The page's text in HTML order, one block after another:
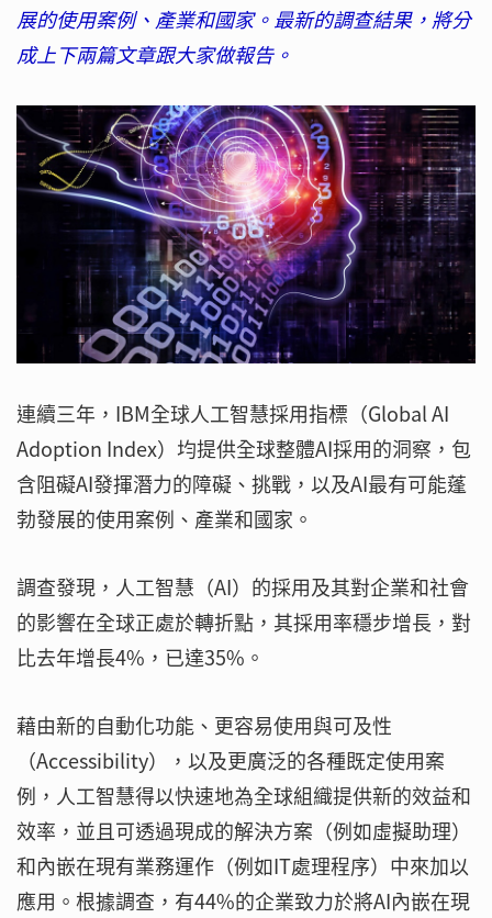
展的使用案例、產業和國家。最新的調查結果，將分
成上下兩篇文章跟大家做報告。
連續三年，IBM全球人工智慧採用指標（Global AI
Adoption Index）均提供全球整體AI採用的洞察，包
含阻礙AI發揮潛力的障礙、挑戰，以及AI最有可能蓬
勃發展的使用案例、產業和國家。
調查發現，人工智慧（AI）的採用及其對企業和社會
的影響在全球正處於轉折點，其採用率穩步增長，對
比去年增長4%，已達35%。
藉由新的自動化功能、更容易使用與可及性
（Accessibility），以及更廣泛的各種既定使用案
例，人工智慧得以快速地為全球組織提供新的效益和
效率，並且可透過現成的解決方案（例如虛擬助理）
和內嵌在現有業務運作（例如IT處理程序）中來加以
應用。根據調查，有44%的企業致力於將AI內嵌在現